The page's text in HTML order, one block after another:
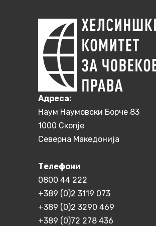
Aдреса:
Наум Наумовски Борче 83
1000 Скопје
Северна Македонија
Телефони
0800 44 222
+389 (0)2 3119 073
+389 (0)2 3290 469
+389 (0)72 278 436